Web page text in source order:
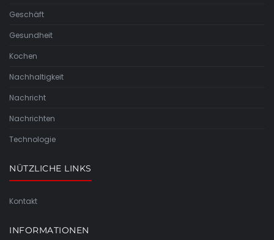
Geschäft
Gesundheit
Kochen
Nachhaltigkeit
Nachricht
Nachrichten
Technologie
NÜTZLICHE LINKS
Kontakt
INFORMATIONEN